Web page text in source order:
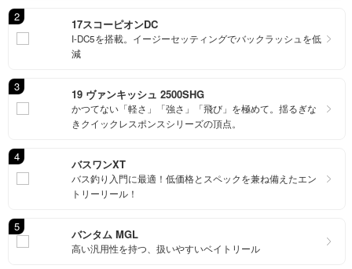
2
17スコーピオンDC
I-DC5を搭載。イージーセッティングでバックラッシュを低
減
3
19 ヴァンキッシュ 2500SHG
かつてない「軽さ」「強さ」「飛び」を極めて。揺るぎな
きクイックレスポンスシリーズの頂点。
4
バスワンXT
バス釣り入門に最適！低価格とスペックを兼ね備えたエン
トリーリール！
5
バンタム MGL
高い汎用性を持つ、扱いやすいベイトリール